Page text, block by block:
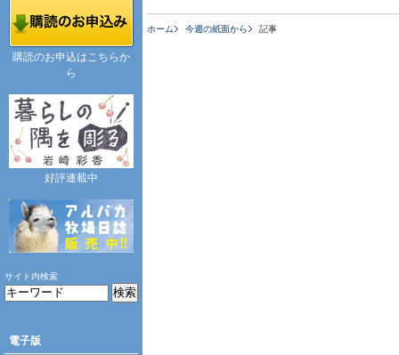
ホーム 今週の紙面から 記事
購読のお申込はこちらか
ら
好評連載中
サイト内検索
電子版